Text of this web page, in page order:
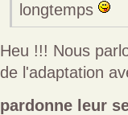
longtemps
Heu !!! Nous
de l'adaptation
pardonne leur